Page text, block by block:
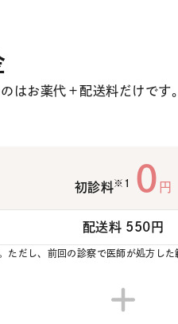
はお薬代＋配送料だけです。
初診料※1 0 円
配送料 550円
し、前回の診察で医師が処方した